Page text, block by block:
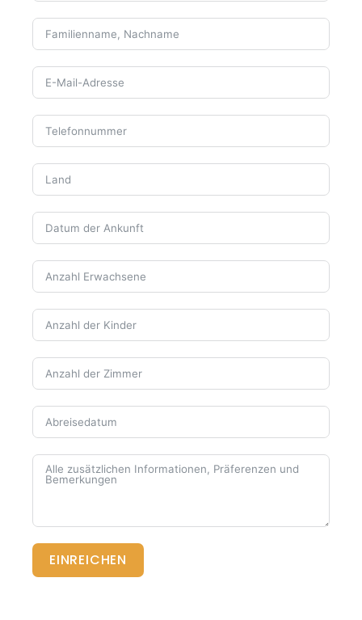
EINREICHEN